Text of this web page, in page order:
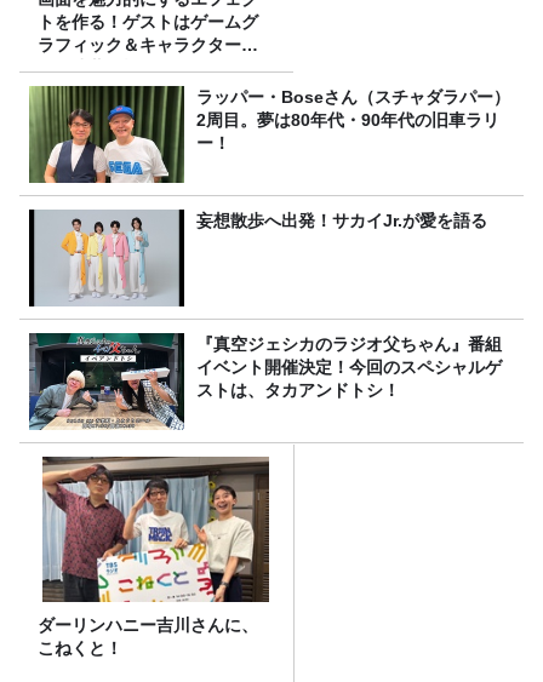
トを作る！ゲストはゲームグ
ラフィック＆キャラクター専
攻の遠藤里桜さん！
ラッパー・Boseさん（スチャダラパー）
2周目。夢は80年代・90年代の旧車ラリ
ー！
妄想散歩へ出発！サカイJr.が愛を語る
『真空ジェシカのラジオ父ちゃん』番組
イベント開催決定！今回のスペシャルゲ
ストは、タカアンドトシ！
ダーリンハニー吉川さんに、
こねくと！